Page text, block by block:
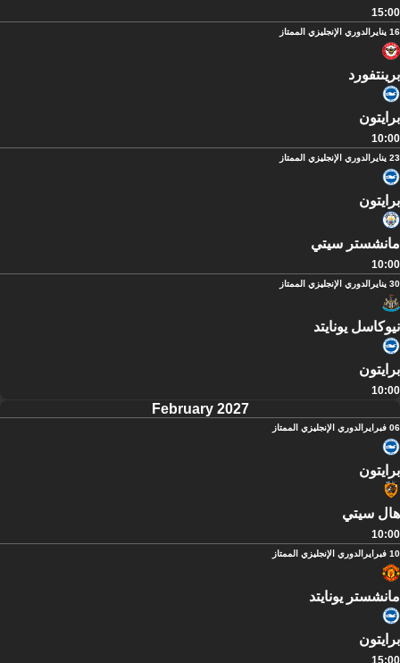
15:00
16 يناير الدوري الإنجليزي الممتاز
برينتفورد
برايتون
10:00
23 يناير الدوري الإنجليزي الممتاز
برايتون
مانشستر سيتي
10:00
30 يناير الدوري الإنجليزي الممتاز
نيوكاسل يونايتد
برايتون
10:00
February 2027
06 فبراير الدوري الإنجليزي الممتاز
برايتون
هال سيتي
10:00
10 فبراير الدوري الإنجليزي الممتاز
مانشستر يونايتد
برايتون
15:00